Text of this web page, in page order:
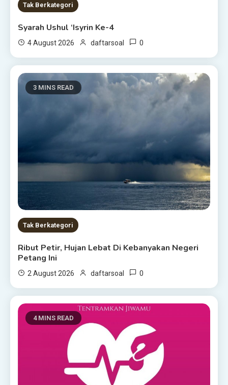
Tak Berkategori
Syarah Ushul ‘Isyrin Ke-4
4 August 2026 daftarsoal 0
3 MINS READ
Tak Berkategori
Ribut Petir, Hujan Lebat Di Kebanyakan Negeri
Petang Ini
2 August 2026 daftarsoal 0
4 MINS READ